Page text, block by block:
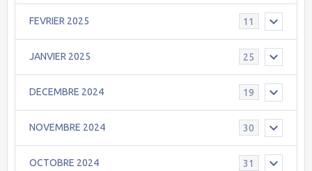
FEVRIER 2025 11
JANVIER 2025 25
DECEMBRE 2024 19
NOVEMBRE 2024 30
OCTOBRE 2024 31